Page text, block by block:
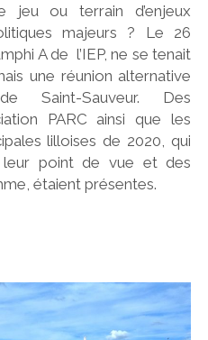
jeu ou terrain d’enjeux
majeurs ? Le 26
A de l’IEP, ne se tenait
une réunion alternative
Saint-Sauveur. Des
PARC ainsi que les
lilloises de 2020, qui
point de vue et des
étaient présentes.